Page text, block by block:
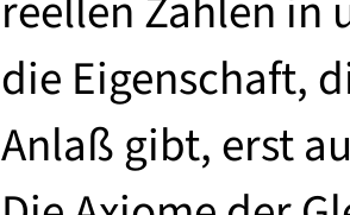
die Eigenschaft,
Anlaß gibt, erst